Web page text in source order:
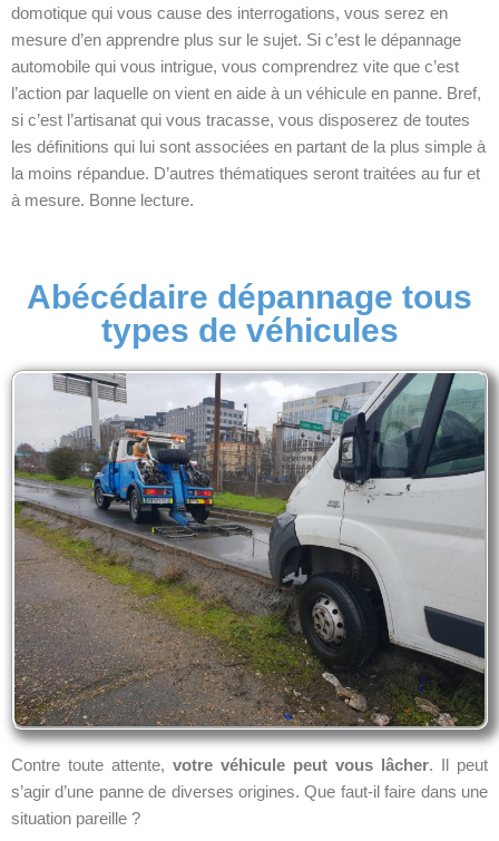
domotique qui vous cause des interrogations, vous serez en
mesure d’en apprendre plus sur le sujet. Si c’est le dépannage
automobile qui vous intrigue, vous comprendrez vite que c’est
l’action par laquelle on vient en aide à un véhicule en panne. Bref,
si c’est l’artisanat qui vous tracasse, vous disposerez de toutes
les définitions qui lui sont associées en partant de la plus simple à
la moins répandue. D’autres thématiques seront traitées au fur et
à mesure. Bonne lecture.
Abécédaire dépannage tous
types de véhicules
Contre toute attente, votre véhicule peut vous lâcher. Il peut
s’agir d’une panne de diverses origines. Que faut-il faire dans une
situation pareille ?